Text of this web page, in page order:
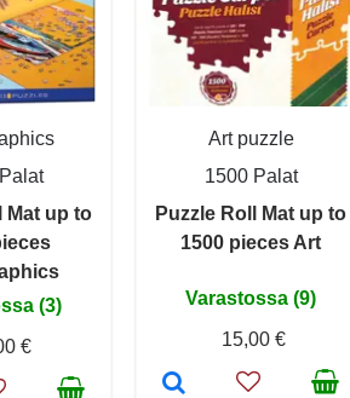
Mat up to
(3)
€
Art puzzle
1500 Palat
Puzzle Roll Mat up to
1500 pieces Art
Varastossa (9)
15,00 €